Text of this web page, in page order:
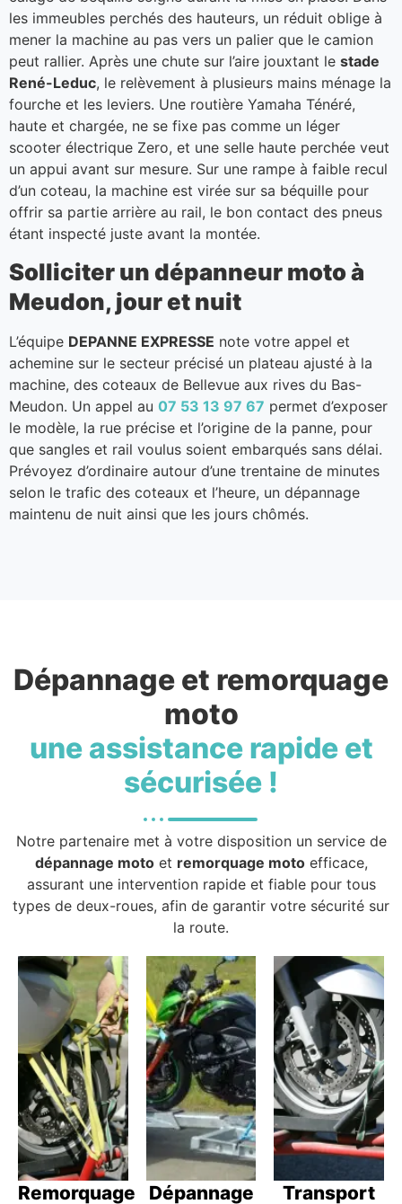
les immeubles perchés des hauteurs, un réduit oblige à
mener la machine au pas vers un palier que le camion
peut rallier. Après une chute sur l’aire jouxtant le stade
René-Leduc, le relèvement à plusieurs mains ménage la
fourche et les leviers. Une routière Yamaha Ténéré,
haute et chargée, ne se fixe pas comme un léger
scooter électrique Zero, et une selle haute perchée veut
un appui avant sur mesure. Sur une rampe à faible recul
d’un coteau, la machine est virée sur sa béquille pour
offrir sa partie arrière au rail, le bon contact des pneus
étant inspecté juste avant la montée.
Solliciter un dépanneur moto à
Meudon, jour et nuit
L’équipe DEPANNE EXPRESSE note votre appel et
achemine sur le secteur précisé un plateau ajusté à la
machine, des coteaux de Bellevue aux rives du Bas-
Meudon. Un appel au 07 53 13 97 67 permet d’exposer
le modèle, la rue précise et l’origine de la panne, pour
que sangles et rail voulus soient embarqués sans délai.
Prévoyez d’ordinaire autour d’une trentaine de minutes
selon le trafic des coteaux et l’heure, un dépannage
maintenu de nuit ainsi que les jours chômés.
Dépannage et remorquage
moto
une assistance rapide et
sécurisée !
Notre partenaire met à votre disposition un service de
dépannage motoet remorquage motoefficace,
assurant une intervention rapide et fiable pour tous
types de deux-roues, afin de garantir votre sécurité sur
la route.
Remorquage
Dépannage
Transport